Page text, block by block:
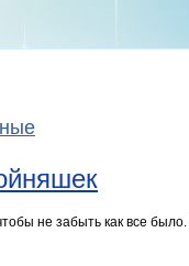
не забыть как все было.